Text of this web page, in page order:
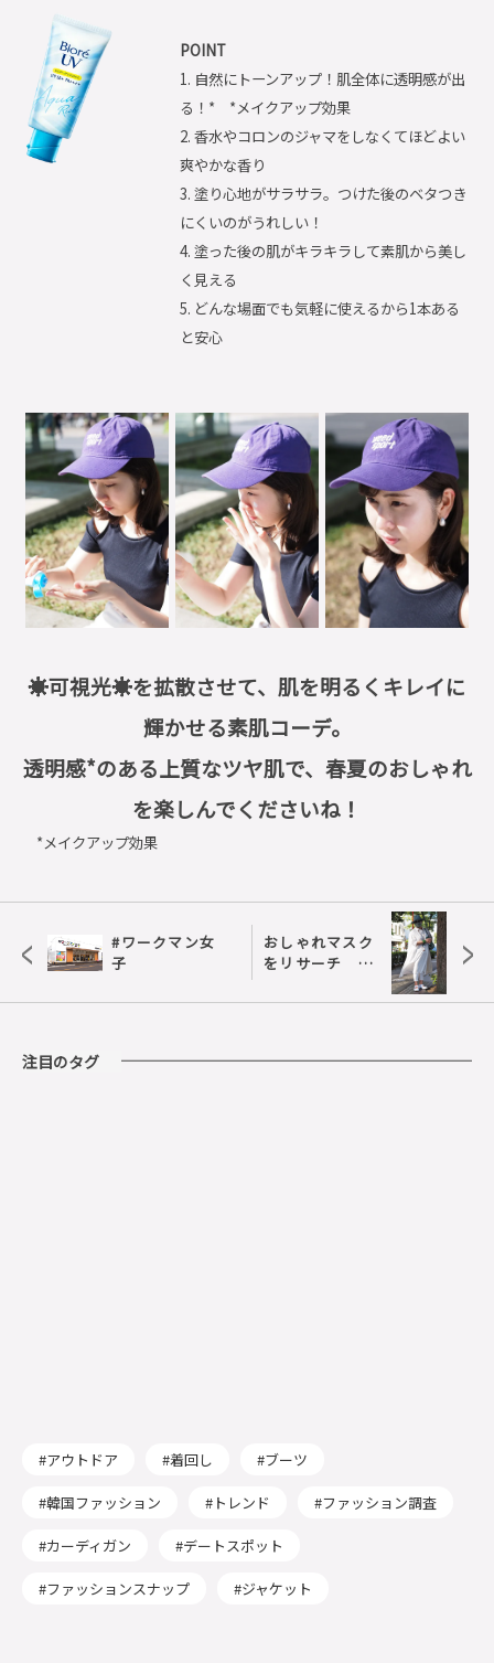
POINT
1. 自然にトーンアップ！肌全体に透明感が出
る！* *メイクアップ効果
2. 香水やコロンのジャマをしなくてほどよい
爽やかな香り
3. 塗り心地がサラサラ。つけた後のベタつき
にくいのがうれしい！
4. 塗った後の肌がキラキラして素肌から美し
く見える
5. どんな場面でも気軽に使えるから1本ある
と安心
☀︎可視光☀︎を拡散させて、肌を明るくキレイに
輝かせる素肌コーデ。
透明感*のある上質なツヤ肌で、春夏のおしゃれ
を楽しんでくださいね！
*メイクアップ効果
<
#ワークマン女
子
おしゃれマスク
をリサーチ
>
注目のタグ
アウトドア 着回し ブーツ
韓国ファッション トレンド ファッション調査
カーディガン デートスポット
ファッションスナップ ジャケット